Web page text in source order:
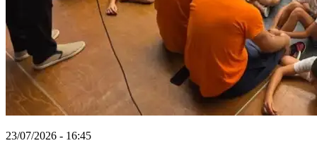
23/07/2026 - 16:45